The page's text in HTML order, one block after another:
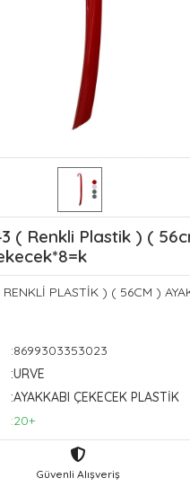
( Renkli Plastik ) (
PLASTİK ) ( 56CM )
:8699303353023
:URVE
:AYAKKABI ÇEKECEK PLASTİK
:20+
Güvenli Alışveriş